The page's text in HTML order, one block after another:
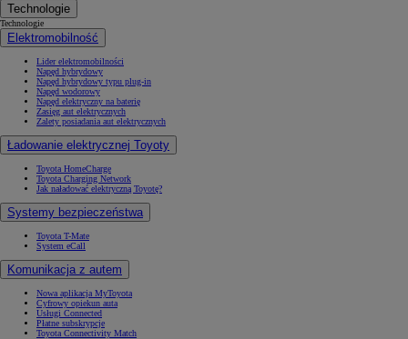
Technologie
Technologie
Elektromobilność
Lider elektromobilności
Napęd hybrydowy
Napęd hybrydowy typu plug-in
Napęd wodorowy
Napęd elektryczny na baterię
Zasięg aut elektrycznych
Zalety posiadania aut elektrycznych
Ładowanie elektrycznej Toyoty
Toyota HomeCharge
Toyota Charging Network
Jak naładować elektryczną Toyotę?
Systemy bezpieczeństwa
Toyota T-Mate
System eCall
Komunikacja z autem
Nowa aplikacja MyToyota
Cyfrowy opiekun auta
Usługi Connected
Płatne subskrypcje
Toyota Connectivity Match